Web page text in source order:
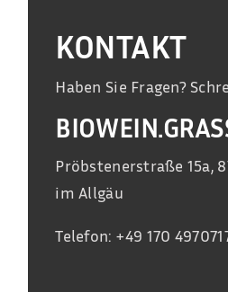
KONTAKT
Haben Sie Fragen?
Pröbstenerstraße 15a,
im Allgäu
Telefon: +49 170